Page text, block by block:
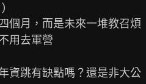
個月，而是未來一堆教召煩
用去軍營
資跳有缺點嗎？還是非大公